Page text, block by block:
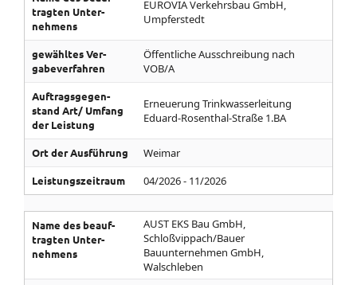
tragten Unter­
nehmens
EUROVIA Verkehrsbau GmbH,
Umpferstedt
gewähltes Ver­
gabe­ver­fahren
Öffentliche Ausschreibung nach
VOB/A
Auf­trags­gegen­
stand­ Art/­ Umfang
der Leistung
Erneuerung Trinkwasserleitung
Eduard-Rosenthal-Straße 1.BA
Ort der Aus­führung Weimar
Leistungs­zeitraum 04/2026 - 11/2026
Name des be­auf­
tragten Unter­
nehmens
AUST EKS Bau GmbH,
Schloßvippach/Bauer
Bauunternehmen GmbH,
Walschleben